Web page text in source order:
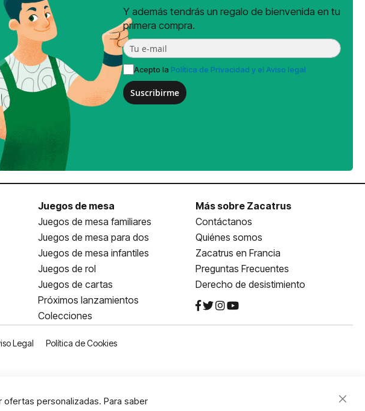
Y además tendrás un regalo de bienvenida en tu
primera compra.
Acepto la Política de Privacidad y el Aviso legal
Suscribirme
Juegos de mesa
Juegos de mesa familiares
Juegos de mesa para dos
Juegos de mesa infantiles
Juegos de rol
Juegos de cartas
Próximos lanzamientos
Colecciones
Más sobre Zacatrus
Contáctanos
Quiénes somos
Zacatrus en Francia
Preguntas Frecuentes
Derecho de desistimiento
Legal Política de Cookies
personalizadas. Para saber